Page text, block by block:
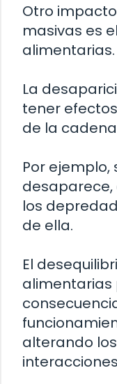
Otro
masivas es
alimentarias.
La
tener
de la
Por ejemplo,
los
de ella.
El
alimentarias
alterando